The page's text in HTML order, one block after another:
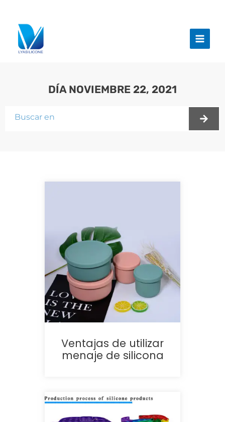
contenido
DÍA NOVIEMBRE 22, 2021
Ventajas de utilizar
menaje de silicona